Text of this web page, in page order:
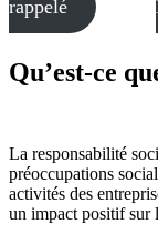
rappelé
Qu’est-ce
La responsabilité
préoccupations
activités des
un impact positif sur